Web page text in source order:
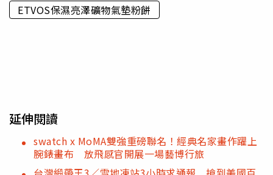
ETVOS保濕亮澤礦物氣墊粉餅
延伸閱讀
swatch x MoMA雙強重磅聯名！經典名家畫作躍上
腕錶畫布 放飛感官開展一場藝博行旅